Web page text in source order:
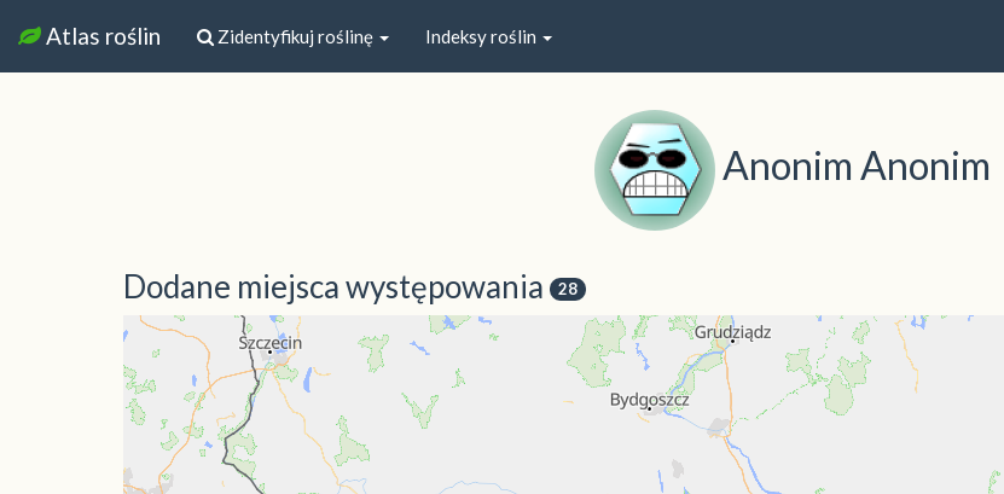
Atlas roślin Zidentyfikuj roślinę Indeksy roślin
Anonim Anonim
Dodane miejsca występowania 28